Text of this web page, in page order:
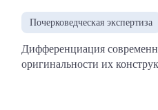
Почерковедческая экспертиза
Дифференциация
оригинальности их